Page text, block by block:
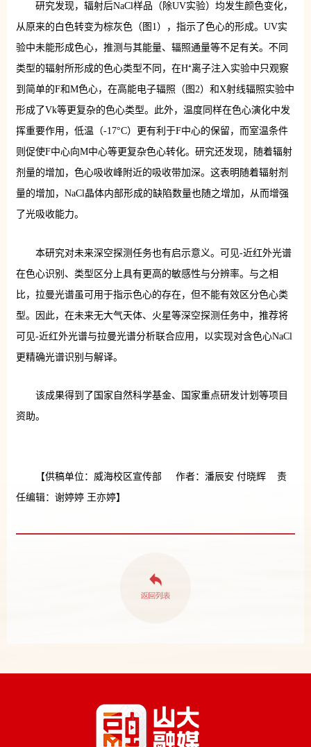
研究发现，辐射后NaCl样品（除UV实验）均发生颜色变化，
从原来的白色转变为棕灰色（图1），指示了色心的形成。UV实
验中未能形成色心，推测与其能量、辐照通量等不足有关。不同
类型的辐射所形成的色心类型不同，在H⁺离子注入实验中只观察
到简单的F和M色心，在高能电子辐照（图2）和X射线辐照实验中
形成了Vk等更复杂的色心类型。此外，温度同样在色心演化中发
挥重要作用，低温（-17°C）更有利于F中心的保留，而室温条件
则促使F中心向M中心等更复杂色心转化。研究还发现，随着辐射
剂量的增加，色心吸收峰附近的吸收带加深。这表明随着辐射剂
量的增加，NaCl晶体内部形成的缺陷数量也随之增加，从而增强
了光吸收能力。
本研究对未来深空探测任务也有启示意义。可见-近红外光谱
在色心识别、类型区分上具有更高的敏感性与分辨率。与之相
比，拉曼光谱虽可用于指示色心的存在，但不能有效区分色心类
型。因此，在未来无大气天体、火星等深空探测任务中，推荐将
可见-近红外光谱与拉曼光谱分析联合应用，以实现对含色心NaCl
更精确光谱识别与解译。
该成果得到了国家自然科学基金、国家重点研发计划等项目
资助。
【供稿单位：威海校区宣传部 作者：潘辰安 付晓辉 责
任编辑：谢婷婷 王亦婷】